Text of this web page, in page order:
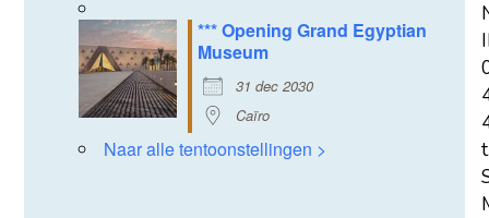
*** Opening Grand Egyptian
Museum
31 dec 2030
Caïro
Naar alle tentoonstellingen >